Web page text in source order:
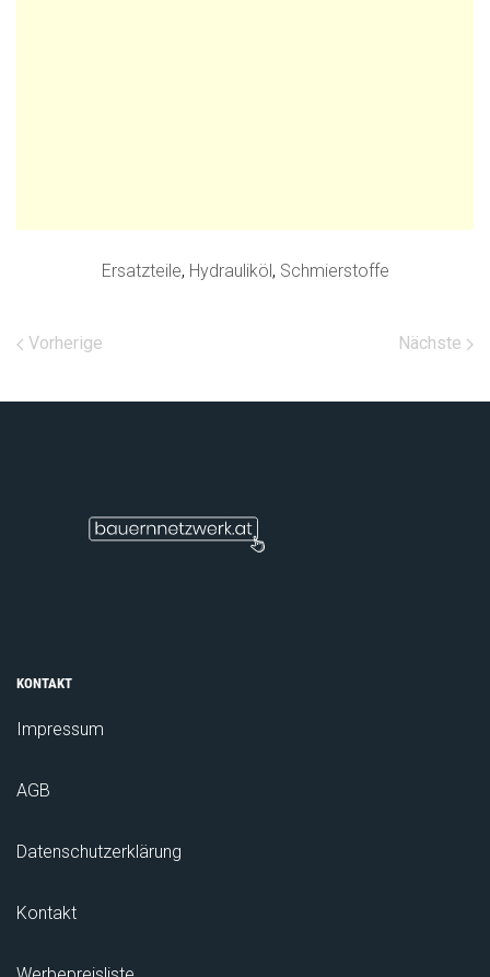
Ersatzteile, Hydrauliköl, Schmierstoffe
Vorherige Nächste
KONTAKT
Impressum
AGB
Datenschutzerklärung
Kontakt